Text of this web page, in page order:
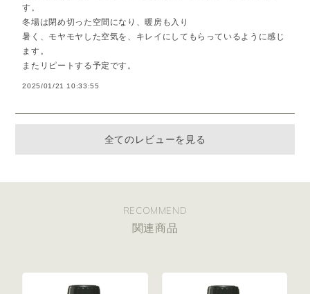
す。
冬場は閉め切った空間になり、暖房も入り
暑く、モヤモヤした空気を、キレイにしてもらっているように感じ
ます。
またリピートする予定です。
2025/01/21 10:33:55
全てのレビューを見る
RECOMMEND
関連商品